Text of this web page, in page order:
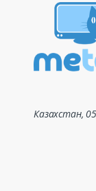
Казахстан,